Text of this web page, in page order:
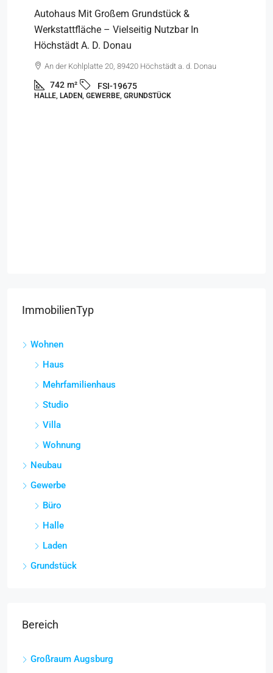
Autohaus Mit Großem Grundstück &
Werkstattfläche – Vielseitig Nutzbar In
Höchstädt A. D. Donau
An der Kohlplatte 20, 89420 Höchstädt a. d. Donau
742 m² FSI-19675
HALLE, LADEN, GEWERBE, GRUNDSTÜCK
ImmobilienTyp
Wohnen
Haus
Mehrfamilienhaus
Studio
Villa
Wohnung
Neubau
Gewerbe
Büro
Halle
Laden
Grundstück
Bereich
Großraum Augsburg